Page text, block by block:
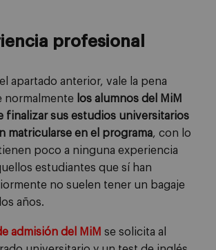
profesional
apartado anterior, vale la pena
normalmente los alumnos del MiM
finalizar sus estudios universitarios
matricularse en el programa, con lo
poco a ninguna experiencia
estudiantes que sí han
no suelen tener un bagaje
años.
admisión del MiM se solicita al